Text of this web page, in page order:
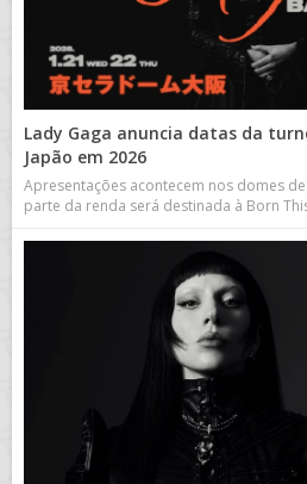
Lady Gaga anuncia datas da
Japão em 2026
Apresentações acontecem nos domes
parte da renda será destinada à Born